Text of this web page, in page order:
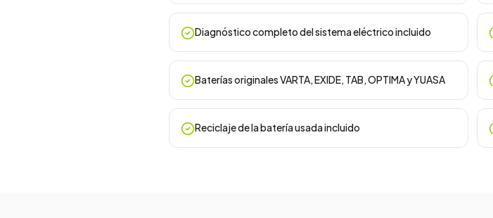
Diagnóstico completo del sistema eléctrico incluido
Baterías originales VARTA, EXIDE, TAB, OPTIMA y YUASA
Reciclaje de la batería usada incluido